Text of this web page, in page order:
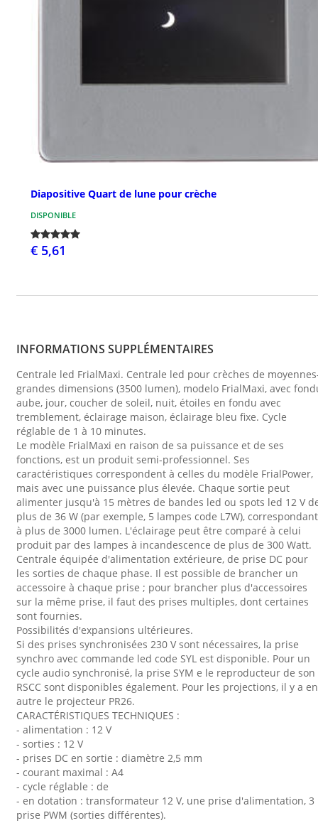
Diapositive Quart de lune pour crèche
DISPONIBLE
€ 5,61
INFORMATIONS SUPPLÉMENTAIRES
Centrale led FrialMaxi. Centrale led pour crèches de
grandes dimensions (3500 lumen), modelo FrialMaxi, avec
aube, jour, coucher de soleil, nuit, étoiles en fondu avec
tremblement, éclairage maison, éclairage bleu fixe. Cycle
réglable de 1 à 10 minutes.
Le modèle FrialMaxi en raison de sa puissance et de ses
fonctions, est un produit semi-professionnel. Ses
caractéristiques correspondent à celles du modèle FrialPower,
mais avec une puissance plus élevée. Chaque sortie peut
alimenter jusqu'à 15 mètres de bandes led ou spots led 12 V
plus de 36 W (par exemple, 5 lampes code L7W), correspondant
à plus de 3000 lumen. L'éclairage peut être comparé à celui
produit par des lampes à incandescence de plus de 300 Watt.
Centrale équipée d'alimentation extérieure, de prise DC pour
les sorties de chaque phase. Il est possible de brancher un
accessoire à chaque prise ; pour brancher plus d'accessoires
sur la même prise, il faut des prises multiples, dont certaines
sont fournies.
Possibilités d'expansions ultérieures.
Si des prises synchronisées 230 V sont nécessaires, la prise
synchro avec commande led code SYL est disponible. Pour un
cycle audio synchronisé, la prise SYM e le reproducteur de son
RSCC sont disponibles également. Pour les projections, il y a en
autre le projecteur PR26.
CARACTÉRISTIQUES TECHNIQUES :
- alimentation : 12 V
- sorties : 12 V
- prises DC en sortie : diamètre 2,5 mm
- courant maximal : A4
- cycle réglable : de
- en dotation : transformateur 12 V, une prise d'alimentation, 3
prise PWM (sorties différentes).